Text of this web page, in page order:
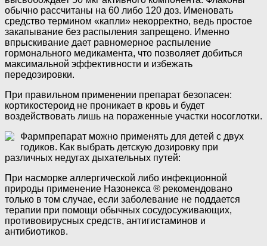
обычно рассчитаны на 60 либо 120 доз. Именовать
средство термином «капли» некорректно, ведь простое
закапывание без распыления запрещено. Именно
впрыскивание дает равномерное распыление
гормонального медикамента, что позволяет добиться
максимальной эффективности и избежать
передозировки.
При правильном применении препарат безопасен:
кортикостероид не проникает в кровь и будет
воздействовать лишь на пораженные участки носоглотки.
Фармпрепарат можно применять для детей с двух
годиков. Как выбрать детскую дозировку при
различных недугах дыхательных путей:
При насморке аллергической либо инфекционной
природы применение Назонекса ® рекомендовано
только в том случае, если заболевание не поддается
терапии при помощи обычных сосудосуживающих,
противовирусных средств, антигистаминов и
антибиотиков.